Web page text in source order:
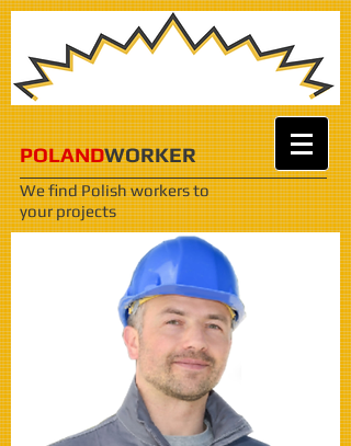
POLANDWORKER
We find Polish workersto
your projects